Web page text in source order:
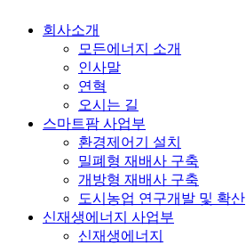
회사소개
모든에너지 소개
인사말
연혁
오시는 길
스마트팜 사업부
환경제어기 설치
밀폐형 재배사 구축
개방형 재배사 구축
도시농업 연구개발 및 확산
신재생에너지 사업부
신재생에너지